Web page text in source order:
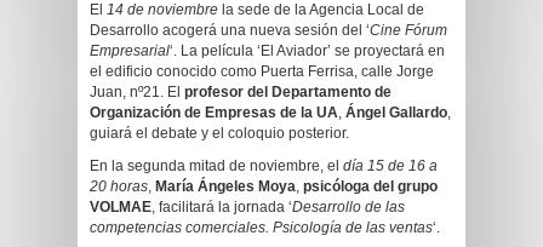
El 14 de noviembre la sede de la Agencia Local de
Desarrollo acogerá una nueva sesión del ‘Cine Fórum
Empresarial‘. La película ‘El Aviador’ se proyectará en
el edificio conocido como Puerta Ferrisa, calle Jorge
Juan, nº21. El profesor del Departamento de
Organización de Empresas de la UA, Ángel Gallardo,
guiará el debate y el coloquio posterior.
En la segunda mitad de noviembre, el día 15 de 16 a
20 horas, María Ángeles Moya, psicóloga del grupo
VOLMAE, facilitará la jornada ‘Desarrollo de las
competencias comerciales. Psicología de las ventas‘.